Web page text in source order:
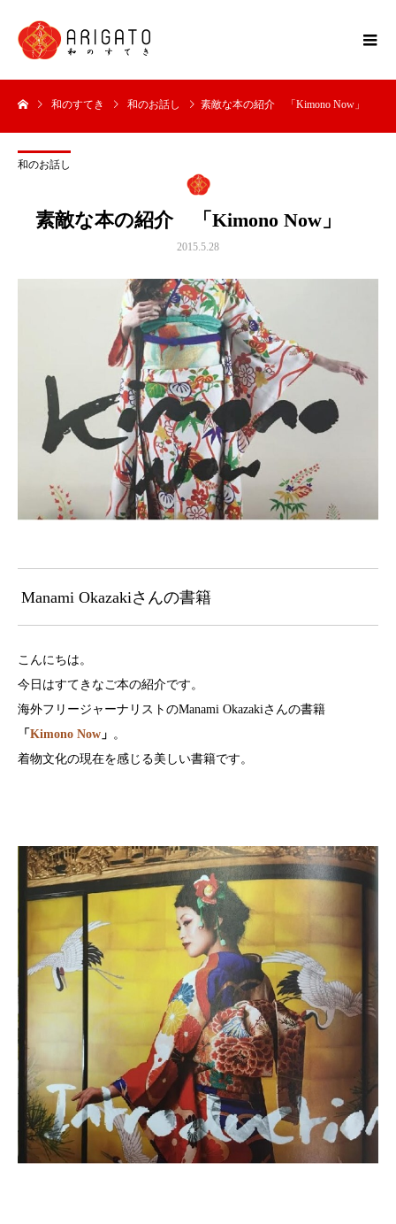
和のすてき 和のお話し 素敵な本の紹介 「Kimono Now」
和のお話し
素敵な本の紹介 「Kimono Now」
2015.5.28
Manami Okazakiさんの書籍
こんにちは。
今日はすてきなご本の紹介です。
海外フリージャーナリストのManami Okazakiさんの書籍
「Kimono Now 」 。
着物文化の現在を感じる美しい書籍です。